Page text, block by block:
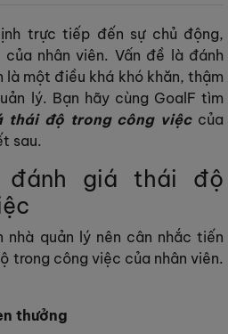
trực tiếp đến sự chủ động,
nhân viên. Vấn đề là đánh
là một điều khá khó khăn, thậm
lý. Bạn hãy cùng GoalF tìm
thái độ trong công việccủa
sau.
đánh giá thái độ
nhà quản lý nên cân nhắc tiến
trong công việc của nhân viên.
thưởng